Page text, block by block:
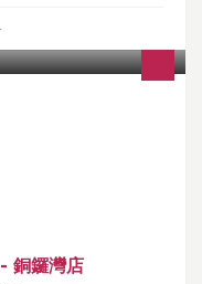
銅鑼灣店